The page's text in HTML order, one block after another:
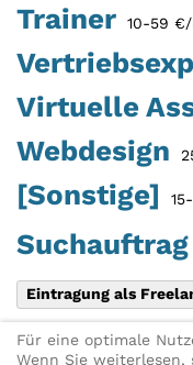
Trainer 10-59
Virtuelle
Webdesign
[Sonstige]
Eintragung als
Diese Seite teilen:
Für eine optimale
Wenn Sie weiterlesen,